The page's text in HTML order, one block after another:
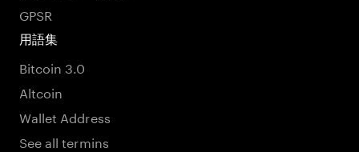
GPSR
用語集
Bitcoin 3.0
Altcoin
Wallet Address
See all termins